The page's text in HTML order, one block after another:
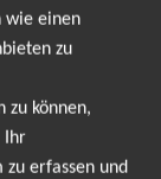
sobald
den Makko
und
wie einen
zu
zu können,
Ihr
erfassen und